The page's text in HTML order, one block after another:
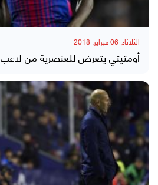
الثلاثاء, 06 فبراير, 2018
أومتيتي يتعرض للعنصرية من لاعب